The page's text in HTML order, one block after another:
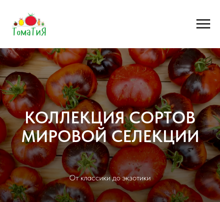
КОЛЛЕКЦИЯ СОРТОВ
МИРОВОЙ СЕЛЕКЦИИ
От классики до экзотики